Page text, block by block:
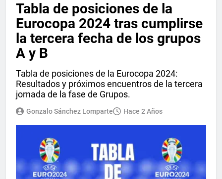
Tabla de posiciones de la
Eurocopa 2024 tras cumplirse
la tercera fecha de los grupos
A y B
Tabla de posiciones de la Eurocopa 2024:
Resultados y próximos encuentros de la tercera
jornada de la fase de Grupos.
Gonzalo Sánchez Lomparte Hace 2 Años